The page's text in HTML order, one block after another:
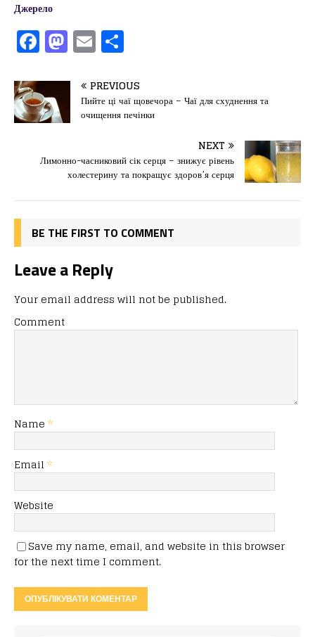
Джерело
F
a
c
e
b
o
o
M
a
st
o
d
o
n
E
m
ai
l
іл
и
т
ис
я
PREVIOUS
Пийте ці чаї щовечора – Чаї для схуднення та
очищення печінки
NEXT
Лимонно-часниковий сік серця – знижує рівень
холестерину та покращує здоров’я серця
BE THE FIRST TO COMMENT
Leave a Reply
Your email address will not be published.
Comment
Name *
Email *
Website
Save my name, email, and website in this browser
for the next time I comment.